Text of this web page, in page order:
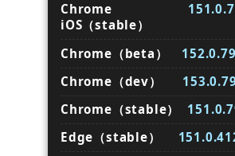
Chrome
iOS（stable）
Chrome（beta）
Chrome（dev）
Chrome（stable）
Edge（stable）